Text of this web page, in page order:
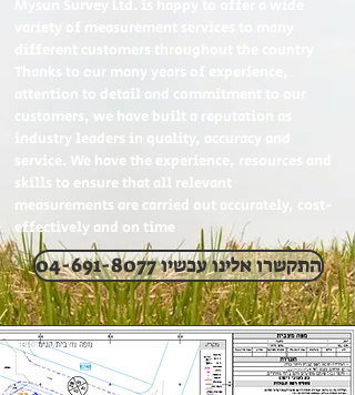
different customers throughout the country
Thanks to our many years of experience,
attention to detail and commitment to our
customers, we have built a reputation as
industry leaders in quality, accuracy and
service. We have the experience, resources and
skills to ensure that all relevant
measurements are carried out accurately, cost-
effectively and on time
04-691-8077 התקשרו אלינו עכשיו